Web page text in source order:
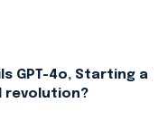
GPT-4o, Starting a
revolution?